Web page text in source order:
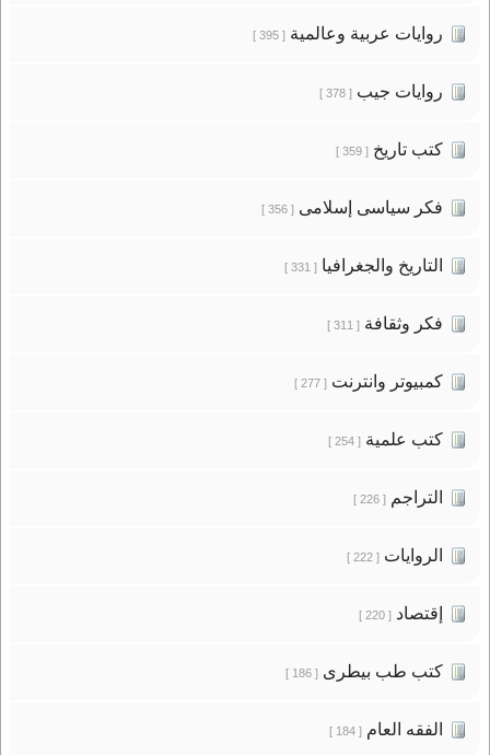
روايات عربية وعالمية[ 395 ]
روايات جيب[ 378 ]
كتب تاريخ[ 359 ]
فكر سياسى إسلامى[ 356 ]
التاريخ والجغرافيا[ 331 ]
فكر وثقافة[ 311 ]
كمبيوتر وانترنت[ 277 ]
كتب علمية[ 254 ]
التراجم[ 226 ]
الروايات[ 222 ]
إقتصاد[ 220 ]
كتب طب بيطرى[ 186 ]
الفقه العام[ 184 ]